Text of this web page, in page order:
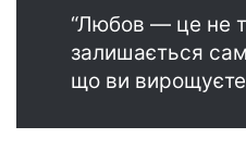
“Любов — це не
залишається
що ви